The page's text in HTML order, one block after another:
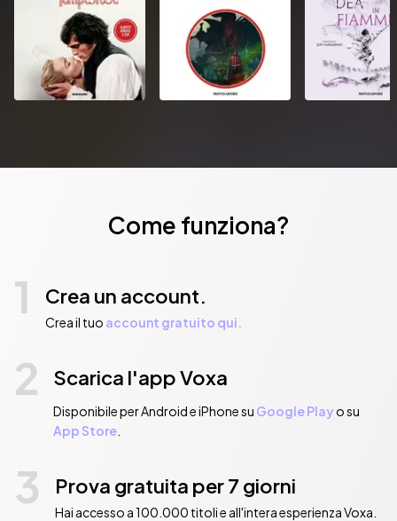
Come funziona?
1 Crea un account.
Crea il tuo account gratuito qui.
2 Scarica l'app Voxa
Disponibile per Android e iPhone su Google Playo su
App Store.
3 Prova gratuita per 7 giorni
Hai accesso a 100.000 titoli e all'intera esperienza Voxa.